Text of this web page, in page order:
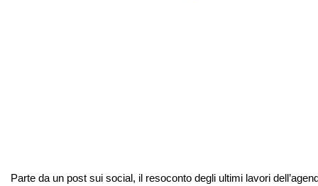
Parte da un post sui social, il resoconto degli ultimi lavori